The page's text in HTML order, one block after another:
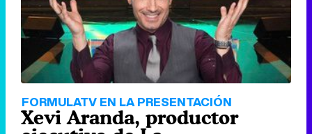
FORMULATV EN LA PRESENTACIÓN
Xevi Aranda, productor